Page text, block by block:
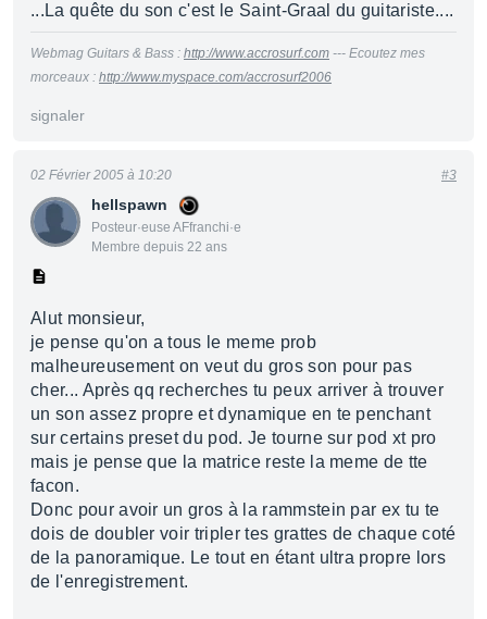
...La quête du son c'est le Saint-Graal du guitariste....
Webmag Guitars & Bass : http://www.accrosurf.com --- Ecoutez mes
morceaux : http://www.myspace.com/accrosurf2006
signaler
hellspawn
Posteur·euse AFfranchi·e
Membre depuis 22 ans
02 Février 2005 à 10:20 #3
Alut monsieur,
je pense qu'on a tous le meme prob
malheureusement on veut du gros son pour pas
cher... Après qq recherches tu peux arriver à trouver
un son assez propre et dynamique en te penchant
sur certains preset du pod. Je tourne sur pod xt pro
mais je pense que la matrice reste la meme de tte
facon.
Donc pour avoir un gros à la rammstein par ex tu te
dois de doubler voir tripler tes grattes de chaque coté
de la panoramique. Le tout en étant ultra propre lors
de l'enregistrement.